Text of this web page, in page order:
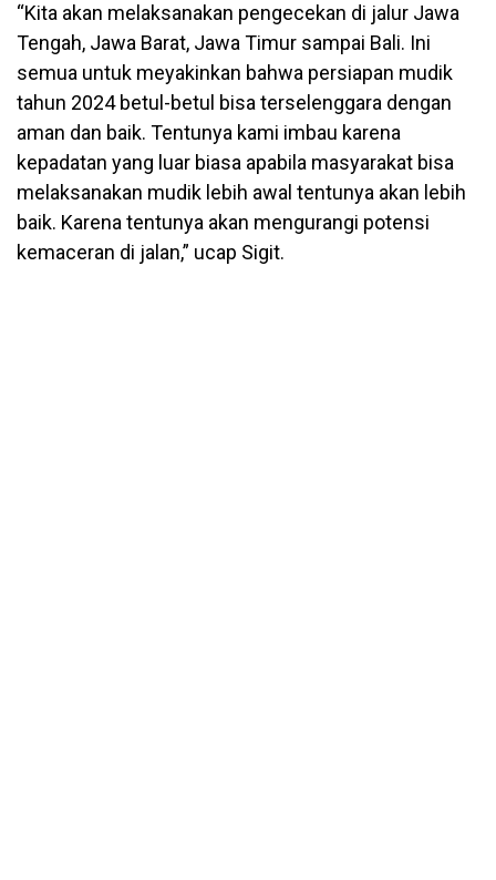
“Kita akan melaksanakan pengecekan di jalur Jawa
Tengah, Jawa Barat, Jawa Timur sampai Bali. Ini
semua untuk meyakinkan bahwa persiapan mudik
tahun 2024 betul-betul bisa terselenggara dengan
aman dan baik. Tentunya kami imbau karena
kepadatan yang luar biasa apabila masyarakat bisa
melaksanakan mudik lebih awal tentunya akan lebih
baik. Karena tentunya akan mengurangi potensi
kemaceran di jalan,” ucap Sigit.